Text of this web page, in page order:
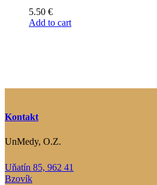
5.50 €
Add to cart
Kontakt
UnMedy, O.Z.
Uňatín 85, 962 41
Bzovík